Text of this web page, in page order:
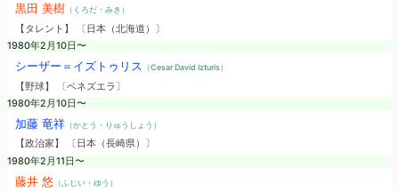
黒田 美樹（くろだ・みき）
【タレント】 〔日本（北海道）〕
1980年2月10日〜
シーザー＝イズトゥリス （Cesar David Izturis）
【野球】 〔ベネズエラ〕
1980年2月10日〜
加藤 竜祥（かとう・りゅうしょう）
【政治家】 〔日本（長崎県）〕
1980年2月11日〜
藤井 悠（ふじい・ゆう）